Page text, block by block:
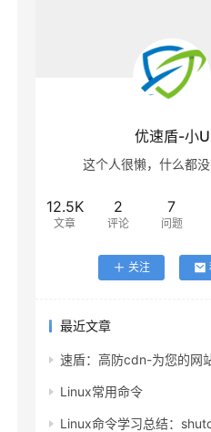
优速盾-小U
这个人很懒，什么都
12.5K
文章
2
评论
7
问题
关注
最近文章
速盾：高防cdn-为您的网
Linux常用命令
Linux命令学习总结：